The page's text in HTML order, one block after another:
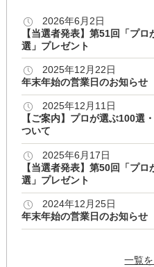
2026年6月2日
【当選者発表】第51回「プ
選」プレゼント
2025年12月22日
年末年始の営業日のお知らせ
2025年12月11日
【ご案内】プロが選ぶ100
ついて
2025年6月17日
【当選者発表】第50回「プ
選」プレゼント
2024年12月25日
年末年始の営業日のお知らせ
一覧